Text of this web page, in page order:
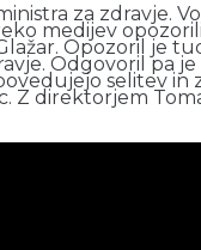
za zdravje.
medijev
Opozoril je
Odgovoril pa
selitev in
Z direktorjem